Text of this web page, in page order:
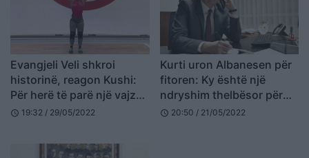
Evangjeli Veli shkroi
historinë, reagon Kushi:
Për herë të parë një vajzë
shqiptare ngre lart
schedule 19:32 / 29/05/2022
Kurti uron Albanesen për
fitoren: Ky është një
ndryshim thelbësor për
Australinë
schedule 20:50 / 21/05/2022